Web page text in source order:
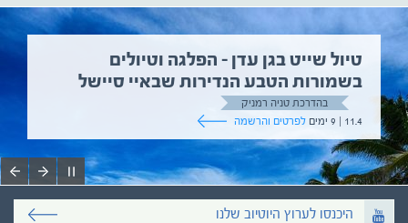
טיול שייט בגן עדן – הפלגה וטיולים
בשמורות הטבע הנדירות שבאיי סיישל
בהדרכת טניה רמניק
11.4 | 9 ימים
לפרטים והרשמה
היכנסו לערוץ היוטיוב שלנו